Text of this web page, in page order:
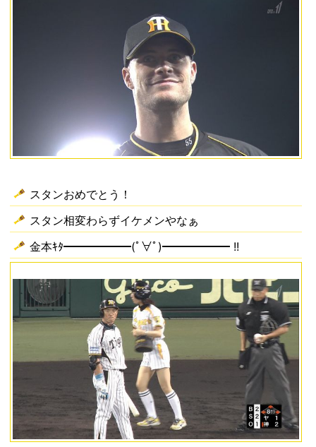
スタンおめでとう！
スタン相変わらずイケメンやなぁ
金本ｷﾀ━━━━━━(ﾟ∀ﾟ)━━━━━━ !!